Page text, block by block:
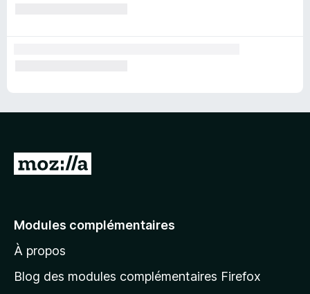
A
e
à
l
Modules complémentaires
À propos
Blog des modules complémentaires Firefox